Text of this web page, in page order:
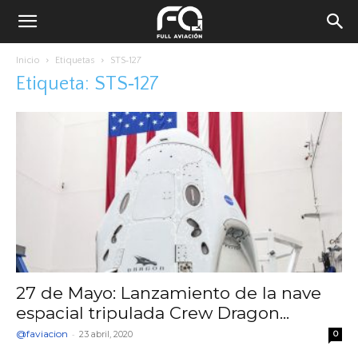
Inicio Etiquetas STS‐127
Etiqueta: STS‐127
27 de Mayo: Lanzamiento de la nave
espacial tripulada Crew Dragon...
@faviacion - 23 abril, 2020 0